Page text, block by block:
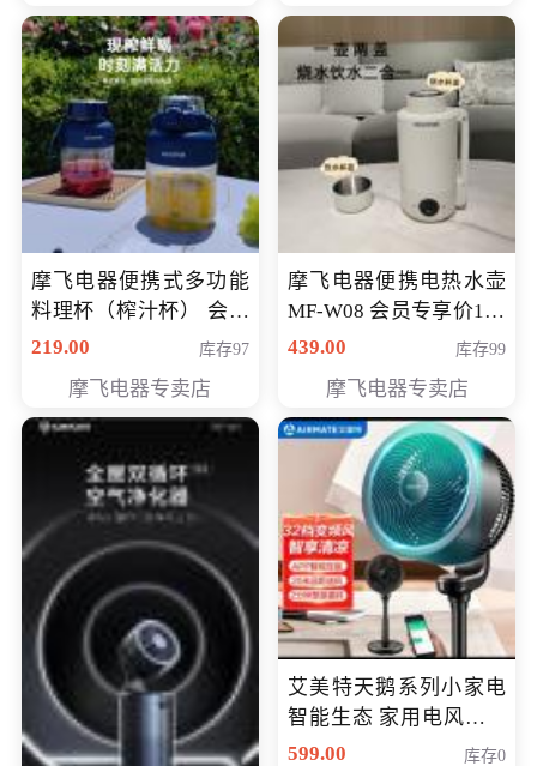
摩飞电器便携式多功能
料理杯（榨汁杯） 会员
专享价118元
219.00 库存97
摩飞电器专卖店
摩飞电器便携电热水壶
MF-W08 会员专享价198
元
439.00 库存99
摩飞电器专卖店
艾美特天鹅系列小家电
智能生态 家用电风扇直
流变频节能轻音空气循
599.00 库存0